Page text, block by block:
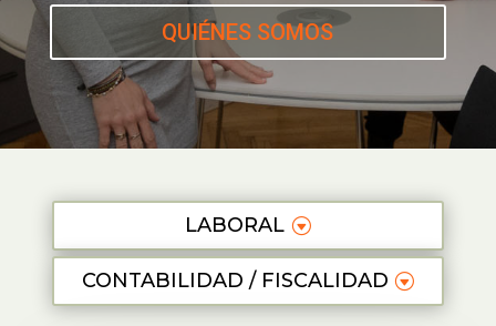
QUIÉNES SOMOS
LABORAL
CONTABILIDAD / FISCALIDAD